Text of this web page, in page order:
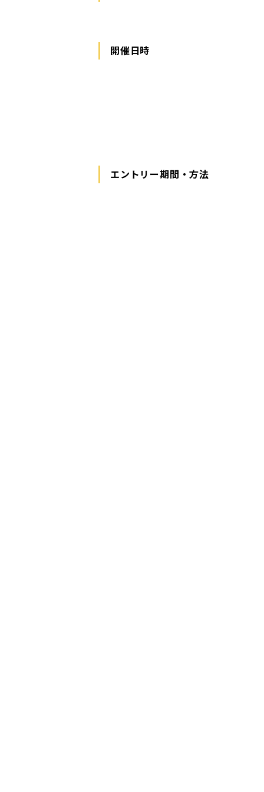
開催日時
エントリー期間・方法